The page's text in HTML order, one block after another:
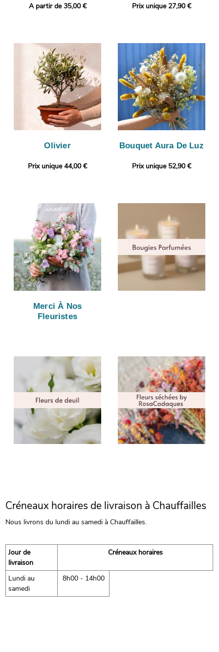
A partir de 35,00 € Prix unique 27,90 €
Olivier
Prix unique 44,00 €
Bouquet Aura De Luz
Prix unique 52,90 €
Merci À Nos
Fleuristes
Créneaux horaires de livraison à Chauffailles
Nous livrons du lundi au samedi à Chauffailles.
Jour de
livraison
Créneaux horaires
Lundi au
samedi
8h00 - 14h00